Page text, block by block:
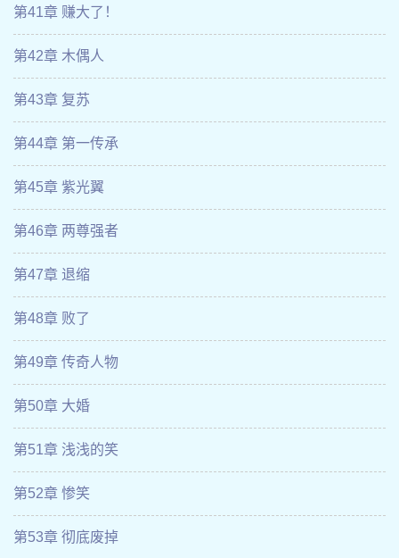
第41章 赚大了！
第42章 木偶人
第43章 复苏
第44章 第一传承
第45章 紫光翼
第46章 两尊强者
第47章 退缩
第48章 败了
第49章 传奇人物
第50章 大婚
第51章 浅浅的笑
第52章 惨笑
第53章 彻底废掉